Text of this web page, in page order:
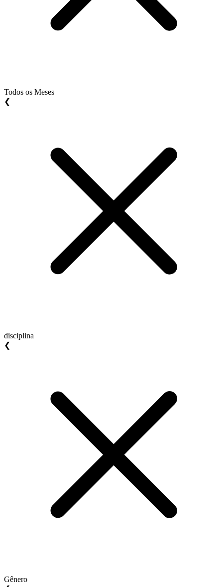
Todos os Meses
❮
disciplina
❮
Gênero